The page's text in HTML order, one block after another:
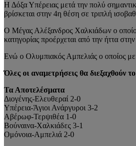
Η Δόξα Υπέρειας μετά την πολύ
βρίσκεται στην 4η θέση σε τριπλή
Ο Μέγας Αλέξανδρος Χαλκιάδων ο
κατηγορίας προέρχεται από την ήττα
Ενώ ο Ολυμπιακός Αμπελιάς ο οποίος με
Όλες οι αναμετρήσεις θα διεξαχθούν
Τα Αποτελέσματα
Διογένης-Ελευθεραί 2-0
Υπέρεια-Άγιοι Ανάργυροι 3-2
Αβέρωφ-Τερψιθέα 1-0
Βούναινα-Χαλκιάδες 3-1
Ομόνοια-Αμπελιά 2-0